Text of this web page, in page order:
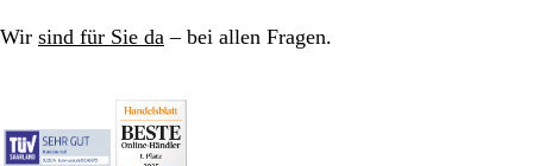
Wir sind für Sie da – bei allen Fragen.